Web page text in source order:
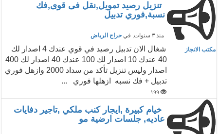
تنزيل رصيد تمويل,نقل فى قوى,فك
نسبة,فوري تدبيل
منذ ٣ سنوات , في حراج الرياض
مكتب الانجاز
شغال الان تدبيل رصيد في قوي عندك 4 اصدار لك
اصدار وليس تنزيل تأكد من سداد 2000 وازهل فوري
تدبيل + فك نسبه ازهلها فوري ...
١٩٩
خيام كبيرة ,ايجار كنب ملكي ,تاجير دفايات
عاديه, جلسات ارضية مو